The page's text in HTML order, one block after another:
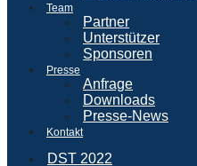
Team
Partner
Unterstützer
Sponsoren
Presse
Anfrage
Downloads
Presse-News
Kontakt
DST 2022